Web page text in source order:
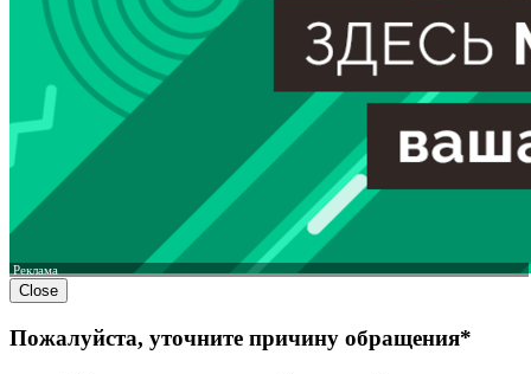
Реклама
Close
Пожалуйста, уточните причину обращения*